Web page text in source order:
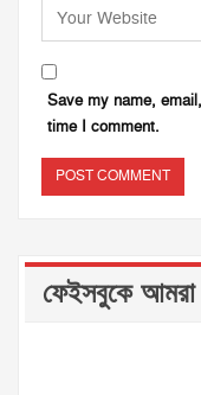
Save my name,
time I comment.
ফেইসবুকে আমরা